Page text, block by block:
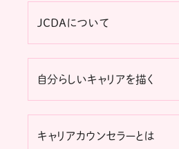
JCDAについて
自分らしいキャリアを描く
キャリアカウンセラーとは